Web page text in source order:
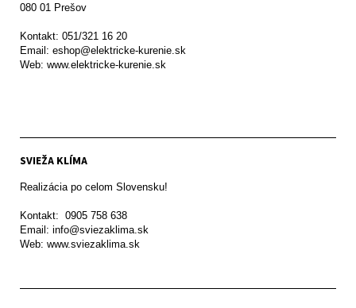
080 01 Prešov
Kontakt: 051/321 16 20
Email: eshop@elektricke-kurenie.sk
Web: www.elektricke-kurenie.sk
SVIEŽA KLÍMA
Realizácia po celom Slovensku!
Kontakt:  0905 758 638
Email: info@sviezaklima.sk
Web: www.sviezaklima.sk